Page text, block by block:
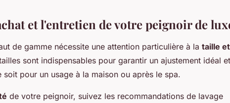
et l'entretien de votre peignoir de
de gamme nécessite une attention particulière à la taille
sont indispensables pour garantir un ajustement idéal
pour un usage à la maison ou après le spa.
de votre peignoir, suivez les recommandations de lavage